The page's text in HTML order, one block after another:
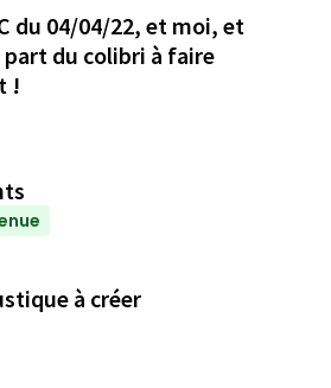
du 04/04/22, et moi, et
part du colibri à faire
!
à créer